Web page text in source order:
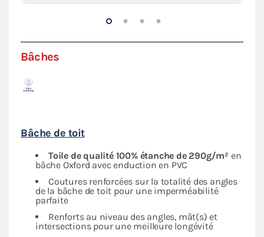
Bâches
Bâche de toit
Toile de qualité 100% étanche de 290g/m² en
bâche Oxford avec enduction en PVC
Coutures renforcées sur la totalité des angles
de la bâche de toit pour une imperméabilité
parfaite
Renforts au niveau des angles, mât(s) et
intersections pour une meilleure longévité